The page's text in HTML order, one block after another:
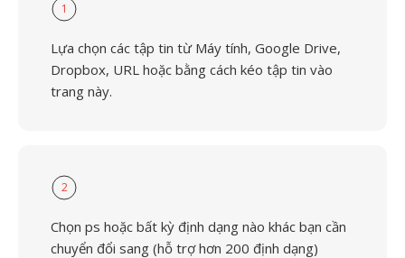
1
Lựa chọn các tập tin từ Máy tính, Google Drive,
Dropbox, URL hoặc bằng cách kéo tập tin vào
trang này.
2
Chọn ps hoặc bất kỳ định dạng nào khác bạn cần
chuyển đổi sang (hỗ trợ hơn 200 định dạng)